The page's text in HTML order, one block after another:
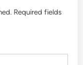
Required fields